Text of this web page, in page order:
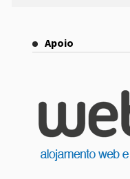
Apoio